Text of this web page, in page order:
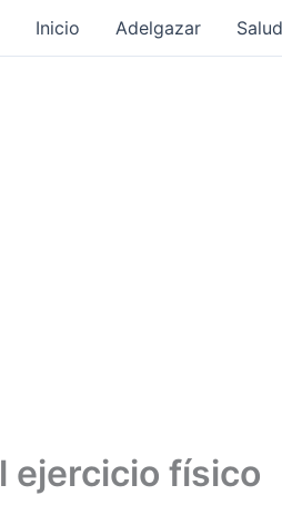
Inicio Adelgazar
ejercicio físico